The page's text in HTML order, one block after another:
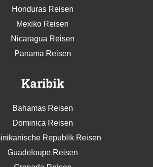
Honduras Reisen
Mexiko Reisen
Nicaragua Reisen
Panama Reisen
Karibik
Bahamas Reisen
Dominica Reisen
Republik Reisen
Guadeloupe Reisen